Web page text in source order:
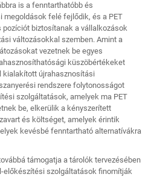
is a fenntarthatóbb és
felé fejlődik, és a PET
biztosítanak a vállalkozások
változásokkal szemben. Amint a
vezetnek be egyes
küszöbértékeket
kialakított újrahasznosítási
rendszere folytonosságot
szolgáltatások, amelyek ma PET
be, elkerülik a kényszerített
és költséget, amelyek érintik
kevésbé fenntartható alternatívákra
támogatja a tárolók tervezésében
előkészítési szolgáltatások finomítják